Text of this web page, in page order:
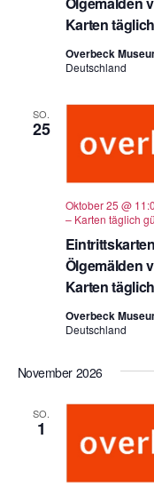
Karten
Overbeck
Deutschland
SO.
25
Ölgemälden
Karten
Oktober 25 @
– Karten täglich
Overbeck
Deutschland
November 2026
SO.
1